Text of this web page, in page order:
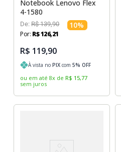
Notebook Lenovo Flex
4-1580
De:R$ 139,90 10%
Por: R$126,21
R$ 119,90
À vista noPIX com5% OFF
ou em até 8x de R$ 15,77
sem juros